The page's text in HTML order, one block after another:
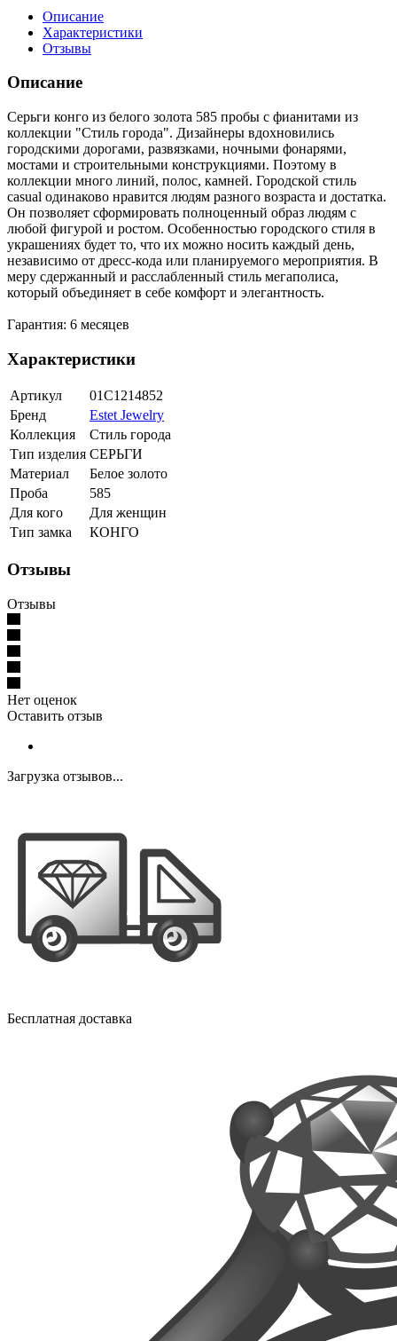
Описание
Характеристики
Отзывы
Описание
Серьги конго из белого золота 585 пробы с фианитами из
коллекции "Стиль города". Дизайнеры вдохновились
городскими дорогами, развязками, ночными фонарями,
мостами и строительными конструкциями. Поэтому в
коллекции много линий, полос, камней. Городской стиль
casual одинаково нравится людям разного возраста и достатка.
Он позволяет сформировать полноценный образ людям с
любой фигурой и ростом. Особенностью городского стиля в
украшениях будет то, что их можно носить каждый день,
независимо от дресс-кода или планируемого мероприятия. В
меру сдержанный и расслабленный стиль мегаполиса,
который объединяет в себе комфорт и элегантность.
Гарантия: 6 месяцев
Характеристики
Артикул
01С1214852
Бренд
Estet Jewelry
Коллекция
Стиль города
Тип изделия СЕРЬГИ
Материал
Белое золото
Проба
585
Для кого
Для женщин
Тип замка
КОНГО
Отзывы
Отзывы
Нет оценок
Оставить отзыв
Загрузка отзывов...
Бесплатная доставка